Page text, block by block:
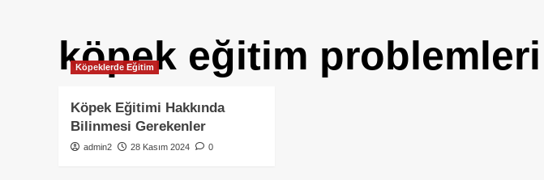
köpek eğitim problemleri
Köpeklerde Eğitim
Köpek Eğitimi Hakkında
Bilinmesi Gerekenler
admin2 28 Kasım 2024 0